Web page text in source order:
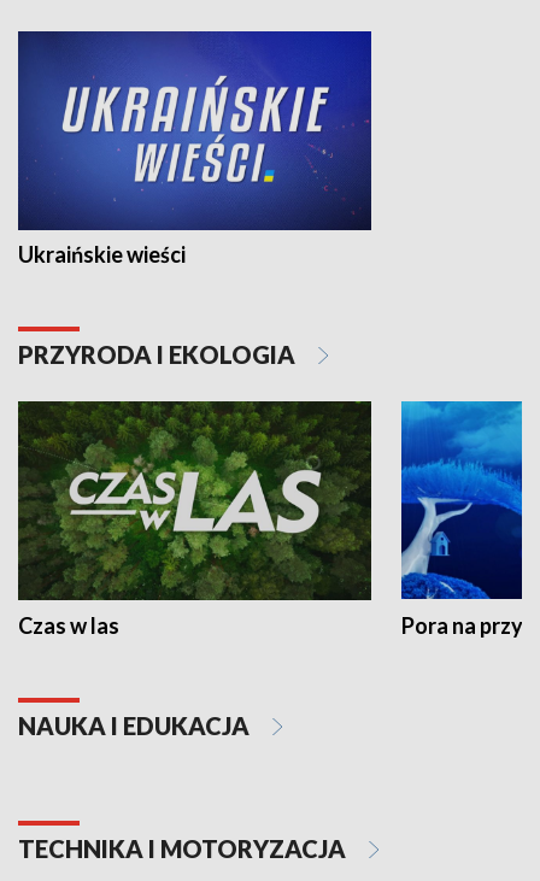
Ukraińskie wieści
PRZYRODA I EKOLOGIA
Czas w las Pora na
NAUKA I EDUKACJA
TECHNIKA I MOTORYZACJA